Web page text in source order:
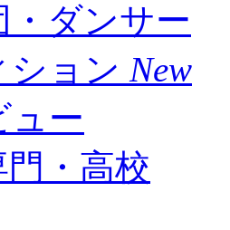
ダンサー
ション New
ュー
・高校